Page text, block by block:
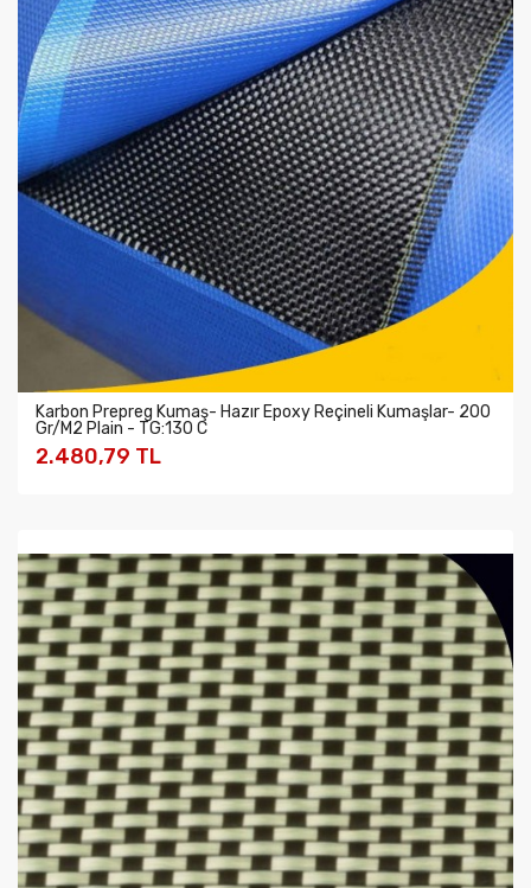
Karbon Prepreg Kumaş- Hazır Epoxy Reçineli Kumaşlar- 200
Gr/M2 Plain - TG:130 C
2.480,79 TL